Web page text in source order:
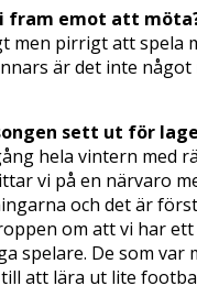
fram emot att
men pirrigt att spela
är det inte
sett ut för
hela vintern med
vi på en närvaro
och det är
om att vi har ett
spelare. De som var
att lära ut lite